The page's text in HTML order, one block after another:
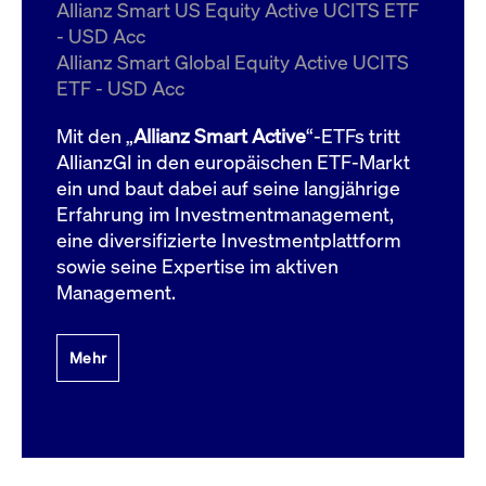
Allianz Smart US Equity Active UCITS ETF
- USD Acc
Allianz Smart Global Equity Active UCITS
ETF - USD Acc
Mit den „Allianz Smart Active“-ETFs tritt
AllianzGI in den europäischen ETF-Markt
ein und baut dabei auf seine langjährige
Erfahrung im Investmentmanagement,
eine diversifizierte Investmentplattform
sowie seine Expertise im aktiven
Management.
Mehr
ApplicationGatewayAffinityCORS
boerse.com
Domain
bis